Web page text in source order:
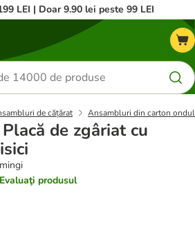
LEI | Doar 9.90 lei peste 99 LEI
de cățărat Ansambluri din carton
de zgâriat cu
Evaluaţi produsul